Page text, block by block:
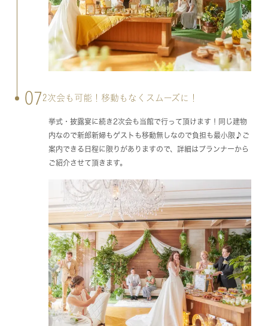
07 2次会も可能！移動もなくスムーズに！
挙式・披露宴に続き2次会も当館で行って頂けます！同じ建物
内なので新郎新婦もゲストも移動無しなので負担も最小限♪ご
案内できる日程に限りがありますので、詳細はプランナーから
ご紹介させて頂きます。